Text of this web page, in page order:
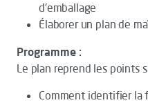
d'emballage
Élaborer un plan de
Programme :
Le plan reprend les points
Comment identifier la